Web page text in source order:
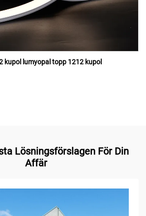
kupol lumyopal topp 1212 kupol
Lösningsförslagen För Din
Affär